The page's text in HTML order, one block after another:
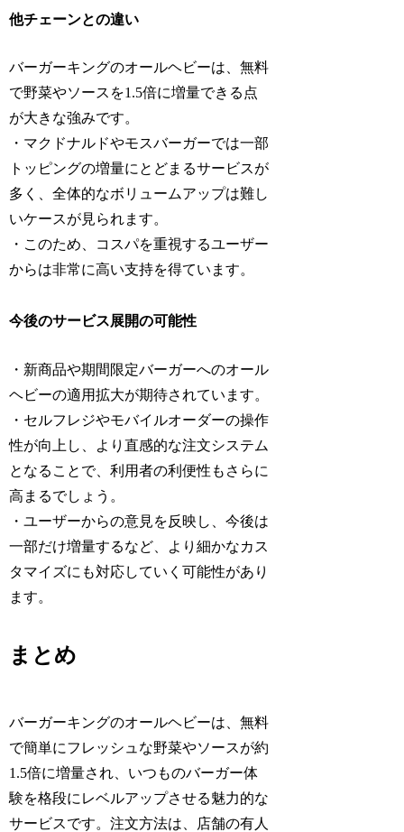
他チェーンとの違い
バーガーキングのオールヘビーは、無料
で野菜やソースを1.5倍に増量できる点
が大きな強みです。
・マクドナルドやモスバーガーでは一部
トッピングの増量にとどまるサービスが
多く、全体的なボリュームアップは難し
いケースが見られます。
・このため、コスパを重視するユーザー
からは非常に高い支持を得ています。
今後のサービス展開の可能性
・新商品や期間限定バーガーへのオール
ヘビーの適用拡大が期待されています。
・セルフレジやモバイルオーダーの操作
性が向上し、より直感的な注文システム
となることで、利用者の利便性もさらに
高まるでしょう。
・ユーザーからの意見を反映し、今後は
一部だけ増量するなど、より細かなカス
タマイズにも対応していく可能性があり
ます。
まとめ
バーガーキングのオールヘビーは、無料
で簡単にフレッシュな野菜やソースが約
1.5倍に増量され、いつものバーガー体
験を格段にレベルアップさせる魅力的な
サービスです。注文方法は、店舗の有人